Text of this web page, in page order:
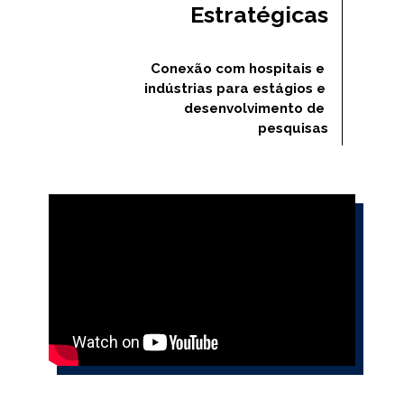
Estratégicas
Conexão com hospitais e
indústrias para estágios e
desenvolvimento de
pesquisas